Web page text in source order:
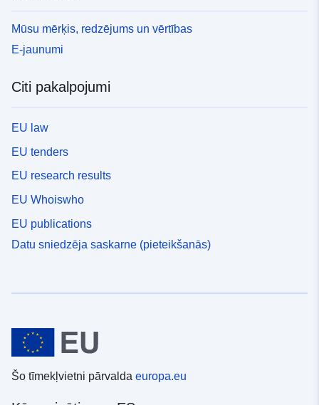
Mūsu mērķis, redzējums un vērtības
E-jaunumi
Citi pakalpojumi
EU law
EU tenders
EU research results
EU Whoiswho
EU publications
Datu sniedzēja saskarne (pieteikšanās)
Šo tīmekļvietni pārvalda europa.eu